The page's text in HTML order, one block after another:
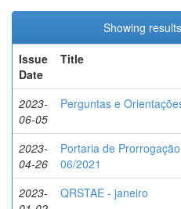
Showing
Issue
Date
Title
2023-
06-05
Perguntas e
2023-
04-26
Portaria de
06/2021
2023-
QRSTAE - janeiro